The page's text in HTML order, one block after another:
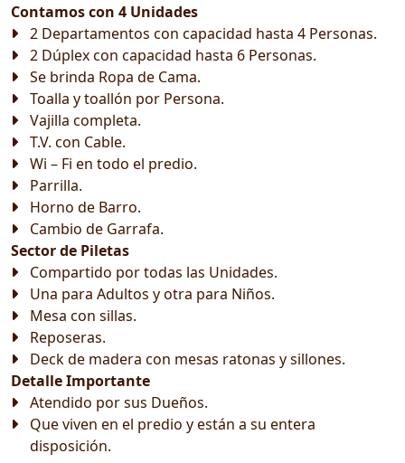
Contamos con 4 Unidades
2 Departamentos con capacidad hasta 4 Personas.
2 Dúplex con capacidad hasta 6 Personas.
Se brinda Ropa de Cama.
Toalla y toallón por Persona.
Vajilla completa.
T.V. con Cable.
Wi – Fi en todo el predio.
Parrilla.
Horno de Barro.
Cambio de Garrafa.
Sector de Piletas
Compartido por todas las Unidades.
Una para Adultos y otra para Niños.
Mesa con sillas.
Reposeras.
Deck de madera con mesas ratonas y sillones.
Detalle Importante
Atendido por sus Dueños.
Que viven en el predio y están a su entera
disposición.